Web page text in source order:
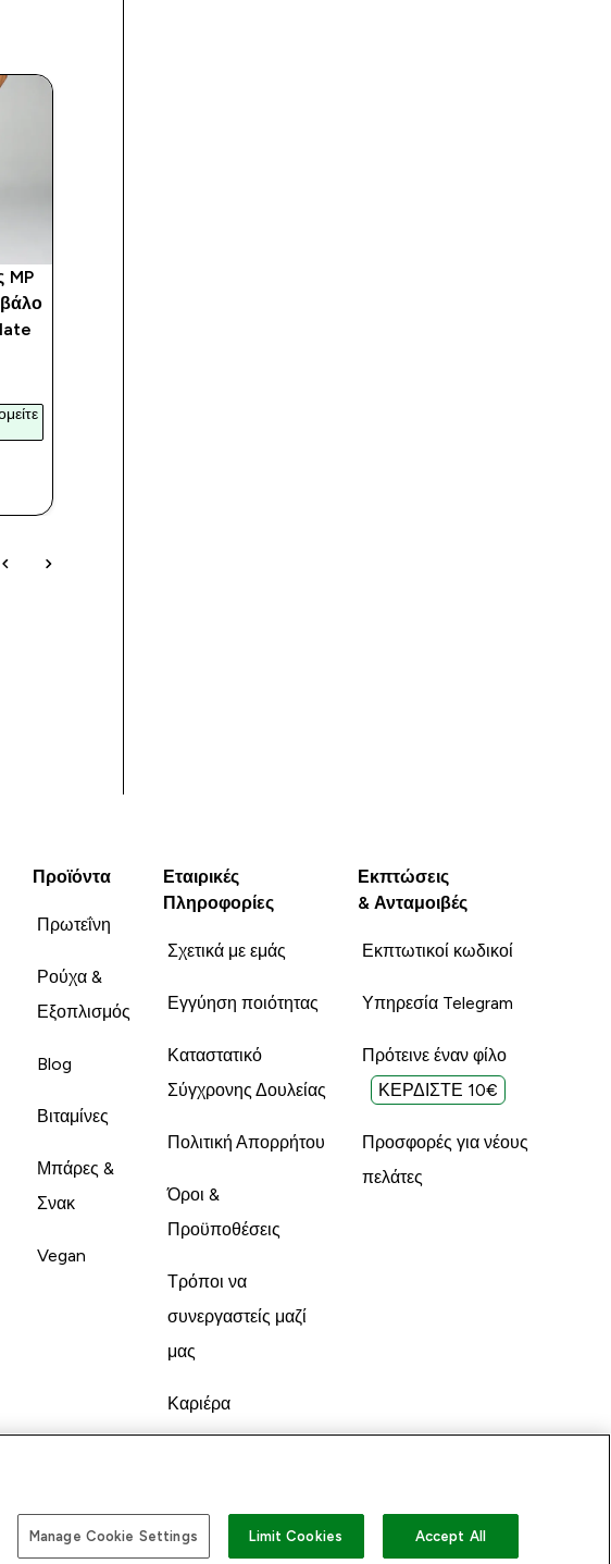
MP
price
Προϊόντα
Πρωτεΐνη
Ρούχα &
Εξοπλισμός
Blog
Βιταμίνες
Μπάρες &
Σνακ
Vegan
Εταιρικές
Πληροφορίες
Σχετικά με εμάς
Εγγύηση ποιότητας
Καταστατικό
Σύγχρονης Δουλείας
Πολιτική Απορρήτου
Όροι &
Προϋποθέσεις
Τρόποι να
συνεργαστείς μαζί
μας
Καριέρα
Εκπτώσεις
& Ανταμοιβές
Εκπτωτικοί κωδικοί
Υπηρεσία Telegram
Πρότεινε έναν φίλο
ΚΕΡΔΙΣΤΕ 10€
Προσφορές για νέους
πελάτες
Pay with
Manage Cookie Settings Limit Cookies Accept All